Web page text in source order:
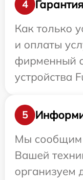
4
Гарантия
Как только
и оплаты
фирменный
устройства
5
Мы сообщим
Вашей
организуем